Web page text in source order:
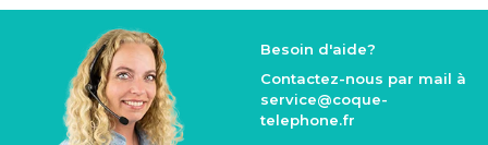
Besoin d'aide?
Contactez-nous par mail à
service@coque-
telephone.fr